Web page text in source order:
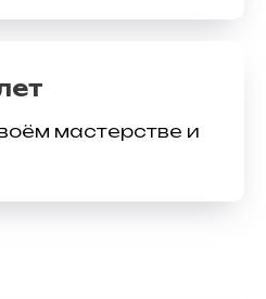
мастерстве и